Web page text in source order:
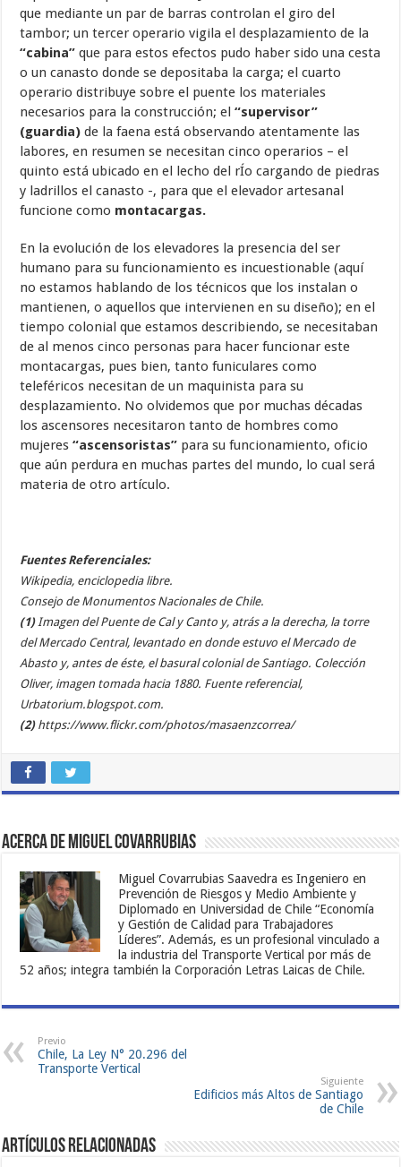
que mediante un par de barras controlan el giro del
tambor; un tercer operario vigila el desplazamiento de la
“cabina” que para estos efectos pudo haber sido una cesta
o un canasto donde se depositaba la carga; el cuarto
operario distribuye sobre el puente los materiales
necesarios para la construcción; el“supervisor”
(guardia) de la faena está observando atentamente las
labores, en resumen se necesitan cinco operarios – el
quinto está ubicado en el lecho del rÍo cargando de piedras
y ladrillos el canasto -, para que el elevador artesanal
funcione como montacargas.
En la evolución de los elevadores la presencia del ser
humano para su funcionamiento es incuestionable (aquí
no estamos hablando de los técnicos que los instalan o
mantienen, o aquellos que intervienen en su diseño); en el
tiempo colonial que estamos describiendo, se necesitaban
de al menos cinco personas para hacer funcionar este
montacargas, pues bien, tanto funiculares como
teleféricos necesitan de un maquinista para su
desplazamiento. No olvidemos que por muchas décadas
los ascensores necesitaron tanto de hombres como
mujeres“ascensoristas” para su funcionamiento, oficio
que aún perdura en muchas partes del mundo, lo cual será
materia de otro artículo.
Fuentes Referenciales:
Wikipedia, enciclopedia libre.
Consejo de Monumentos Nacionales de Chile.
(1)Imagen del Puente de Cal y Canto y, atrás a la derecha, la torre
del Mercado Central, levantado en donde estuvo el Mercado de
Abasto y, antes de éste, el basural colonial de Santiago. Colección
Oliver, imagen tomada hacia 1880. Fuente referencial,
Urbatorium.blogspot.com.
(2) https://www.flickr.com/photos/masaenzcorrea/
Acerca de Miguel Covarrubias
Miguel Covarrubias Saavedra es Ingeniero en
Prevención de Riesgos y Medio Ambiente y
Diplomado en Universidad de Chile “Economía
y Gestión de Calidad para Trabajadores
Líderes”. Además, es un profesional vinculado a
la industria del Transporte Vertical por más de
52 años; integra también la Corporación Letras Laicas de Chile.
Previo
Chile, La Ley N° 20.296 del
Transporte Vertical
Siguiente
Edificios más Altos de Santiago
de Chile
Artículos Relacionadas